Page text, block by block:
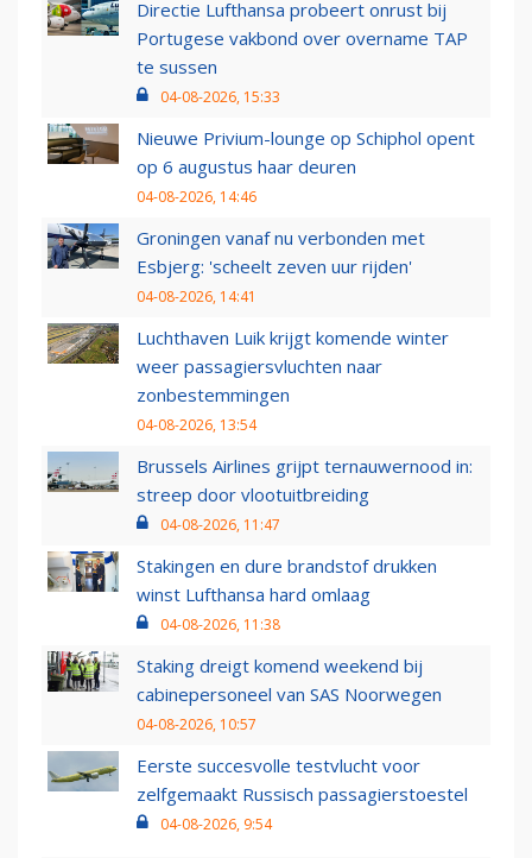
Directie Lufthansa probeert onrust bij
Portugese vakbond over overname TAP
te sussen
04-08-2026, 15:33
Nieuwe Privium-lounge op Schiphol opent
op 6 augustus haar deuren
04-08-2026, 14:46
Groningen vanaf nu verbonden met
Esbjerg: 'scheelt zeven uur rijden'
04-08-2026, 14:41
Luchthaven Luik krijgt komende winter
weer passagiersvluchten naar
zonbestemmingen
04-08-2026, 13:54
Brussels Airlines grijpt ternauwernood in:
streep door vlootuitbreiding
04-08-2026, 11:47
Stakingen en dure brandstof drukken
winst Lufthansa hard omlaag
04-08-2026, 11:38
Staking dreigt komend weekend bij
cabinepersoneel van SAS Noorwegen
04-08-2026, 10:57
Eerste succesvolle testvlucht voor
zelfgemaakt Russisch passagierstoestel
04-08-2026, 9:54